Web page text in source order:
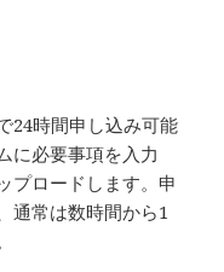
24時間申し込み可能
に必要事項を入力
プロードします。申
通常は数時間から1